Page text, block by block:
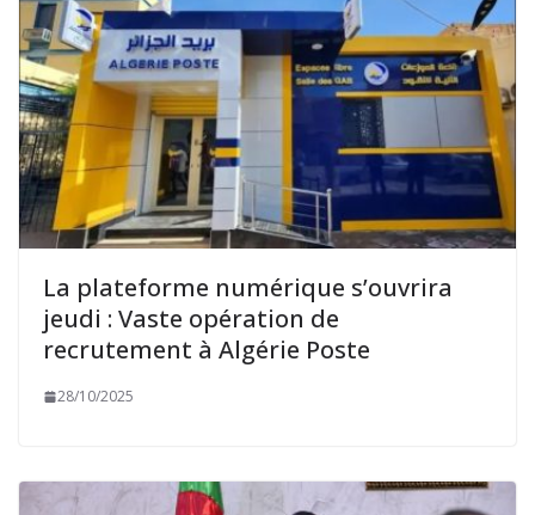
La plateforme numérique s’ouvrira
jeudi : Vaste opération de
recrutement à Algérie Poste
28/10/2025